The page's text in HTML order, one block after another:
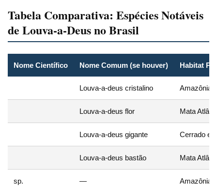
Tabela Comparativa: Espécies Notáveis
de Louva-a-Deus no Brasil
Nome Científico Nome Comum (se houver) Habitat
Louva-a-deus cristalino Amazônia
Louva-a-deus flor Mata
Louva-a-deus gigante Cerrado e
Louva-a-deus bastão Mata
sp. — Amazônia